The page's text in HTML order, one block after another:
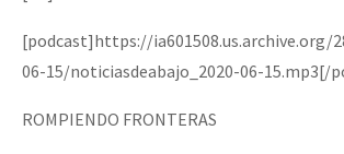
EZLN
[podcast]https://ia601508.us.archive.org/
06-15/noticiasdeabajo_2020-06-15.mp3[/
ROMPIENDO FRONTERAS